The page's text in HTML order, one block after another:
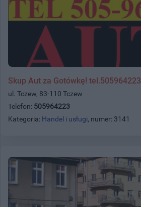
Skup Aut za Gotówkę! tel.505964223
ul. Tczew, 83-110 Tczew
Telefon: 505964223
Kategoria: Handel i usługi, numer: 3141